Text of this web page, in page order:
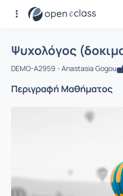
Αρχική Σελίδα
Μάθημα :
Ψυχολόγος
DEMO-A2959 - Anastasia Gogou
Περιγραφή Μαθήματος